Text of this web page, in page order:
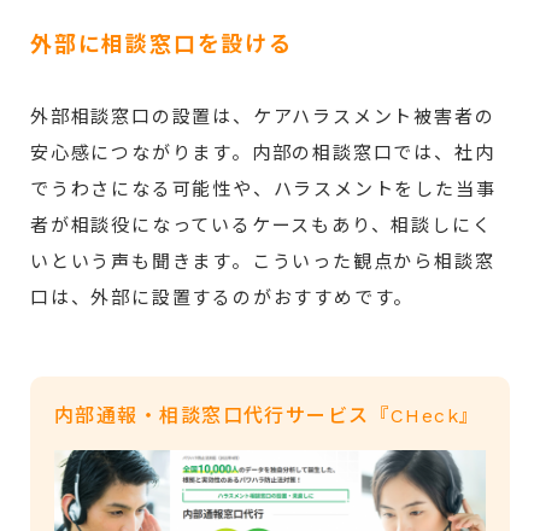
外部に相談窓口を設ける
外部相談窓口の設置は、ケアハラスメント被害者の
安心感につながります。内部の相談窓口では、社内
でうわさになる可能性や、ハラスメントをした当事
者が相談役になっているケースもあり、相談しにく
いという声も聞きます。こういった観点から相談窓
口は、外部に設置するのがおすすめです。
内部通報・相談窓口代行サービス『CHeck』